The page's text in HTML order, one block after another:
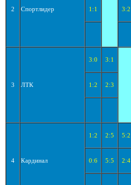
2 Спортлидер 1:1 3:2
3 ЛТК
3:0 3:1
1:2 2:3
4 Кардинал
1:2 2:5 5:2
0:6 5:5 2:4